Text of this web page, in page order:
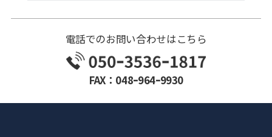
電話でのお問い合わせはこちら
FAX：048ｰ964ｰ9930